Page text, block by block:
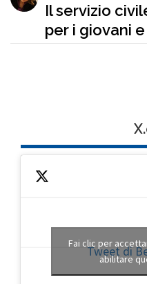
Il servizio
per i giovani
Tweet di
Fai clic per
abilitare